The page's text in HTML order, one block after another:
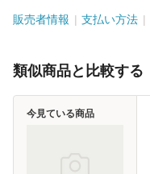
販売者情報 支払い方法
類似商品と比較する
今見ている商品